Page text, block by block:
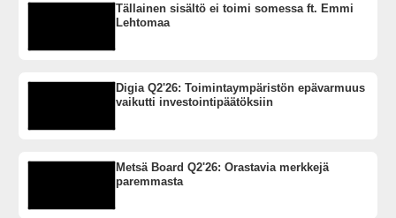
Tällainen sisältö ei toimi somessa ft. Emmi
Lehtomaa
Digia Q2'26: Toimintaympäristön epävarmuus
vaikutti investointipäätöksiin
Metsä Board Q2'26: Orastavia merkkejä
paremmasta